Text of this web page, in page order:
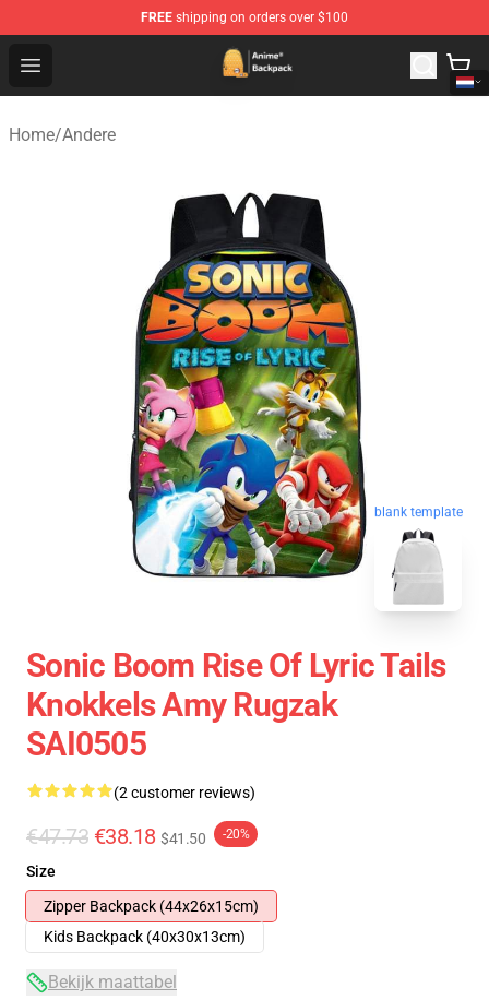
FREE shipping on orders over $100
Open menu
Anime Backpack Shop - Official Anime Backpack Store
Home/Andere
blank template
Sonic Boom Rise Of Lyric Tails
Knokkels Amy Rugzak
SAI0505
(2 customer reviews)
€47.73 €38.18 $41.50 -20%
Size
Zipper Backpack (44x26x15cm)
Kids Backpack (40x30x13cm)
Bekijk maattabel